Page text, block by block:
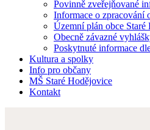
Povinně zveřejňované
Informace o zpracování
Územní plán obce Staré
Obecně závazné
Poskytnuté informace
Kultura a spolky
Info pro občany
MŠ Staré Hodějovice
Kontakt